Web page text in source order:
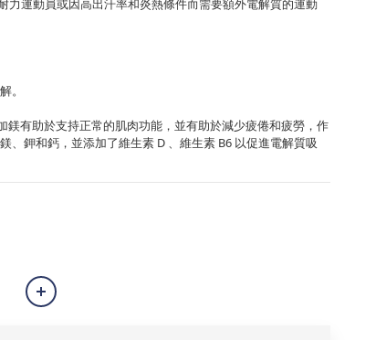
力運動員或因高出汗率和炎熱條件而需要額外電解質的運動
。
鎂有助於支持正常的肌肉功能，並有助於減少疲倦和疲勞，作
、鉀和鈣，並添加了維生素 D 、維生素 B6 以促進電解質吸